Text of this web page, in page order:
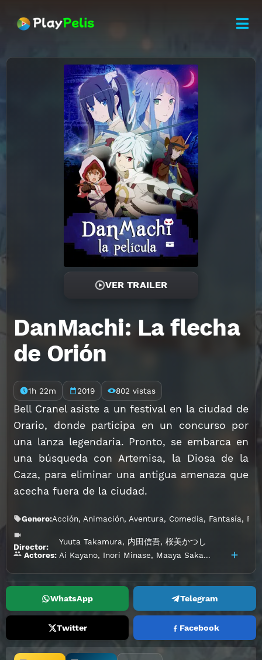
VER TRAILER
DanMachi: La flecha
de Orión
1h 22m 2019 802 vistas
Bell Cranel asiste a un festival en la ciudad de
Orario, donde participa en un concurso por
una lanza legendaria. Pronto, se embarca en
una búsqueda con Artemisa, la Diosa de la
Caza, para eliminar una antigua amenaza que
acecha fuera de la ciudad.
Genero:Acción, Animación, Aventura, Comedia, Fantasía,
Director:
Yuuta Takamura, 内田信吾, 桜美かつし
Actores: Ai Kayano, Inori Minase, Maaya Sakamoto Maaya
WhatsApp Telegram
Twitter Facebook